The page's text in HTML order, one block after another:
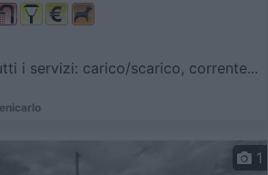
i servizi: carico/scarico, corrente...
1